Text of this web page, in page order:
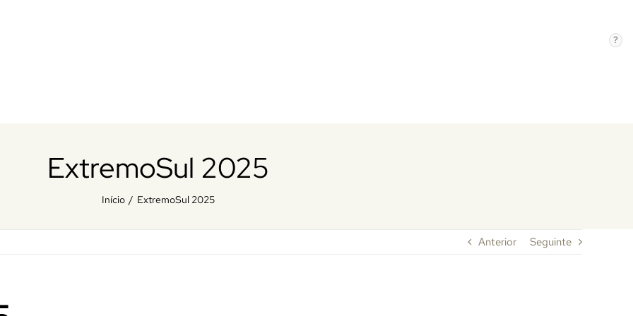
?
ExtremoSul 2025
Início ExtremoSul 2025
Anterior Seguinte